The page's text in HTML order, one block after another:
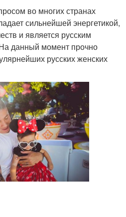
во многих странах
сильнейшей энергетикой,
и является русским
данный момент прочно
русских женских